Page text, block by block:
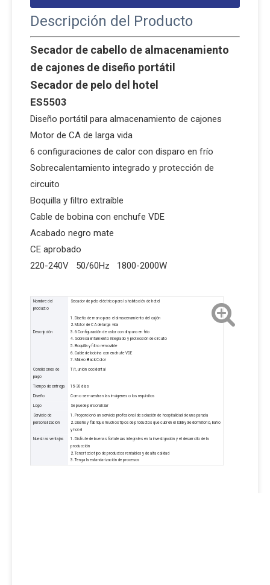
Descripción del Producto
Secador de cabello de almacenamiento
de cajones de diseño portátil
Secador de pelo del hotel
ES5503
Diseño portátil para almacenamiento de cajones
Motor de CA de larga vida
6 configuraciones de calor con disparo en frío
Sobrecalentamiento integrado y protección de
circuito
Boquilla y filtro extraíble
Cable de bobina con enchufe VDE
Acabado negro mate
CE aprobado
220-240V 50/60Hz 1800-2000W
Nombre del
producto
Secador de pelo eléctrico para la habitación de hotel
Descripción
1. Diseño de mano para el almacenamiento del cajón
2. Motor de CA de larga vida
3. 6 Configuración de calor con disparo en frío
4. Sobrecalentamiento integrado y protección de circuito
5. Boquilla y filtro removible
6. Cable de bobina con enchufe VDE
7. Mateo Black Color
Condiciones de
pago
T/t, unión occidental
Tiempo de entrega 15-30 días
Diseño Como se muestran las imágenes o los requisitos
Logo Se puede personalizar
Servicio de
personalización
1. Proporcionó un servicio profesional de solución de hospitalidad de una parada
2. Diseñe y fabrique muchos tipos de productos que cubren el lobby de dormitorio, baño
y hotel
Nuestras ventajas
1. Disfrute de buenas fortalezas integrales en la investigación y el desarrollo de la
producción
2. Tener todo tipo de productos rentables y de alta calidad
3. Tenga la estandarización de procesos